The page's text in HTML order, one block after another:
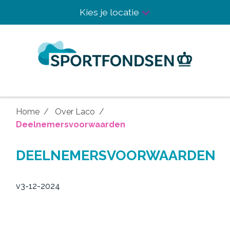
Kies je locatie
Home
Over Laco
Deelnemersvoorwaarden
DEELNEMERSVOORWAARDEN
v3-12-2024